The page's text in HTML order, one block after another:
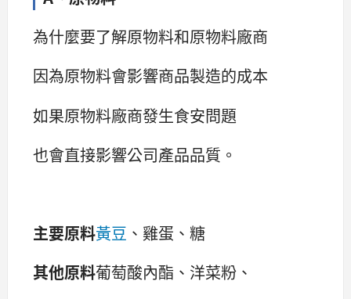
為什麼要了解原物料和原物料廠商
因為原物料會影響商品製造的成本
如果原物料廠商發生食安問題
也會直接影響公司產品品質。
主要原料黃豆 、雞蛋、糖
其他原料葡萄酸內酯、洋菜粉、